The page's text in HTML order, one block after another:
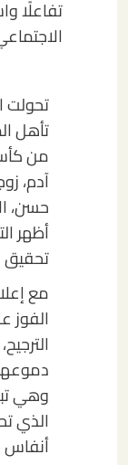
تحولت
آدم،
حسن،
أظهر
تحقيق
مع
الفوز
وهي
الذي
أنفاس